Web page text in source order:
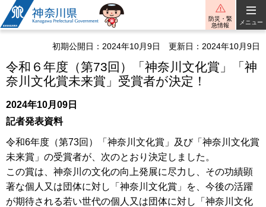
神奈川県
防災・緊
急情報
メニュー
初期公開日：2024年10月9日 更新日：2024年10月9日
令和６年度（第73回）「神奈川文化賞」「神
奈川文化賞未来賞」受賞者が決定！
2024年10月09日
記者発表資料
令和6年度（第73回）「神奈川文化賞」及び「神奈川文化賞
未来賞」の受賞者が、次のとおり決定しました。
この賞は、神奈川の文化の向上発展に尽力し、その功績顕
著な個人又は団体に対し「神奈川文化賞」を、今後の活躍
が期待される若い世代の個人又は団体に対し「神奈川文化